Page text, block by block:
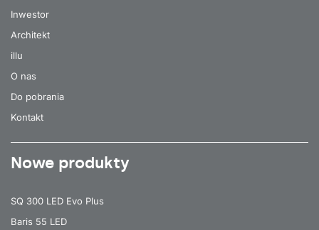
Inwestor
Architekt
illu
O nas
Do pobrania
Kontakt
Nowe produkty
SQ 300 LED Evo Plus
Baris 55 LED